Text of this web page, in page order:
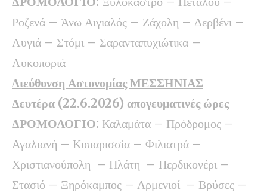
Ροζενά – Άνω Αιγιαλός – Ζάχολη – Δερβένι –
Λυγιά – Στόμι – Σαρανταπυχιώτικα –
Λυκοποριά
Διεύθυνση Αστυνομίας ΜΕΣΣΗΝΙΑΣ
Δευτέρα (22.6.2026) απογευματινές ώρες
ΔΡΟΜΟΛΟΓΙΟ: Καλαμάτα – Πρόδρομος –
Αγαλιανή – Κυπαρισσία – Φιλιατρά –
Χριστιανούπολη – Πλάτη – Περδικονέρι –
Στασιό – Ξηρόκαμπος – Αρμενιοί – Βρύσες –